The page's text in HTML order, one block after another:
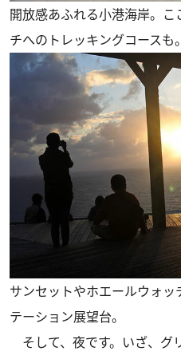
開放感あふれる小港海岸。
チへのトレッキングコースも。
サンセットやホエールウォ
テーション展望台。
そして、夜です。いざ、